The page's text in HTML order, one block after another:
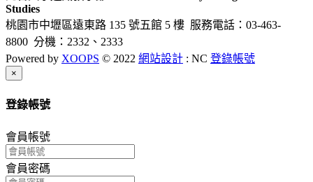
Studies
桃園市中壢區遠東路 135 號五館 5 樓 服務電話：03-463-
8800 分機：2332、2333
Powered by XOOPS © 2022 網站設計 : NC 登錄帳號
×
登錄帳號
會員帳號
會員密碼